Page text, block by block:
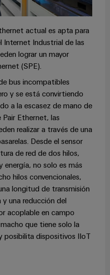
actual es apta para
Internet Industrial de las
lograr un mayor
(SPE).
bus incompatibles
y se está convirtiendo
a la escasez de mano de
Pair Ethernet, las
realizar a través de una
Desde el sensor
de red de dos hilos,
no solo es más
hilos convencionales,
longitud de transmisión
una reducción del
acoplable en campo
que tiene solo la
posibilita dispositivos IIoT